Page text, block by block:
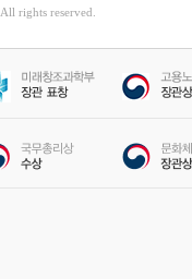
rights reserved.